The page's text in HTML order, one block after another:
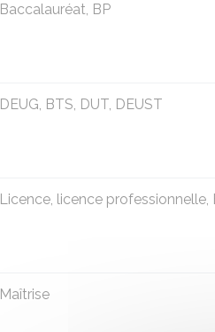
Baccalauréat, BP
DEUG, BTS, DUT, DEUST
Licence, licence professionnelle,
Maîtrise